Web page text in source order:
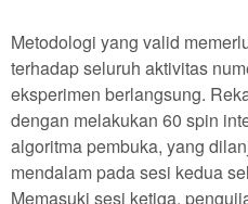
Metodologi yang valid
terhadap seluruh aktivitas
eksperimen berlangsung.
dengan melakukan 60 spin
algoritma pembuka, yang
mendalam pada sesi kedua
Memasuki sesi ketiga,